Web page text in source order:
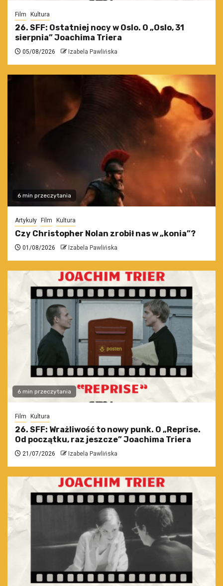
Film Kultura
26. SFF: Ostatniej nocy w Oslo. O „Oslo, 31
sierpnia” Joachima Triera
05/08/2026 Izabela Pawlińska
6 min przeczytania
Artykuły Film Kultura
Czy Christopher Nolan zrobił nas w „konia”?
01/08/2026 Izabela Pawlińska
6 min przeczytania
Film Kultura
26. SFF: Wrażliwość to nowy punk. O „Reprise.
Od początku, raz jeszcze” Joachima Triera
21/07/2026 Izabela Pawlińska